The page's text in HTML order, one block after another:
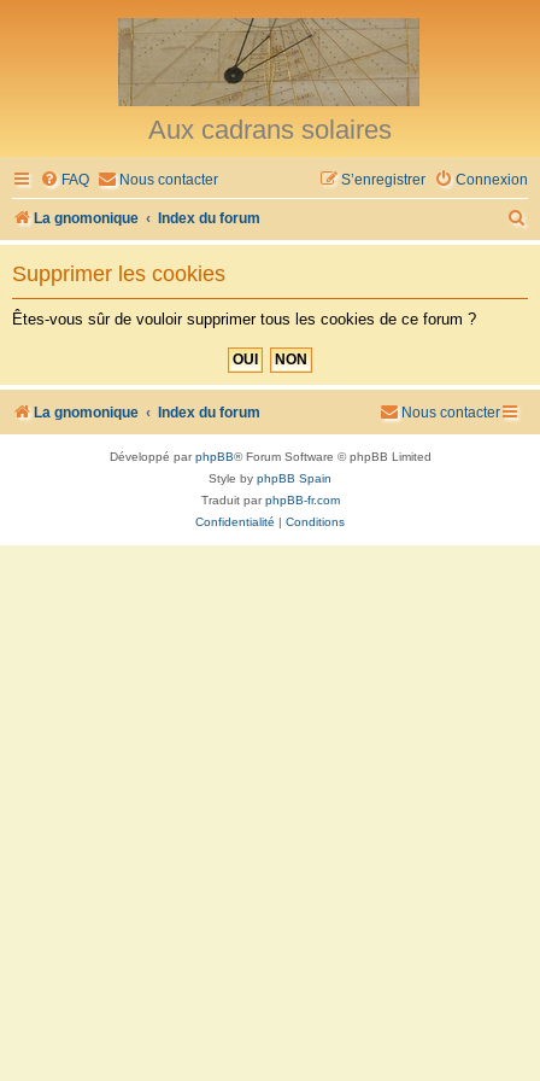
Aux cadrans solaires
FAQ Nous contacter Connexion
S’enregistrer
La gnomonique Index du forum
e
h
Supprimer les cookies
Êtes-vous sûr de vouloir supprimer tous les cookies de ce forum ?
La gnomonique Index du forum Nous contacter
Développé parphpBB® Forum Software © phpBB Limited
Style by phpBB Spain
Traduit parphpBB-fr.com
Confidentialité | Conditions